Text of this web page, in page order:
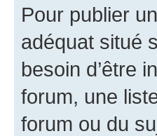
Pour publier
adéquat situé
besoin d’être
forum, une
forum ou du